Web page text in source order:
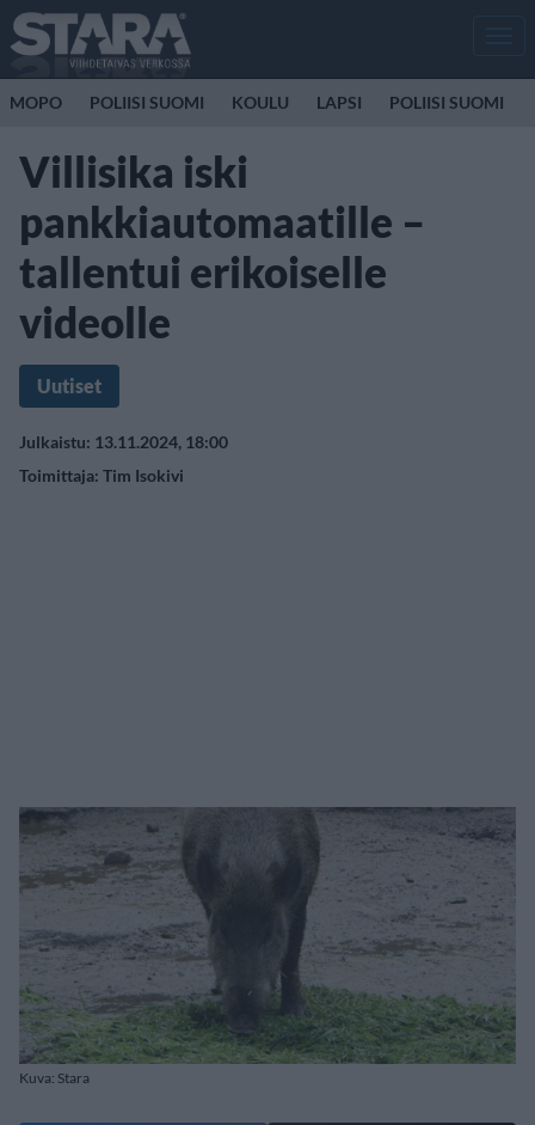
MOPO POLIISI SUOMI KOULU LAPSI POLIISI SUOMI
Villisika iski
pankkiautomaatille –
tallentui erikoiselle
videolle
Uutiset
Julkaistu: 13.11.2024, 18:00
Toimittaja: Tim Isokivi
Kuva: Stara